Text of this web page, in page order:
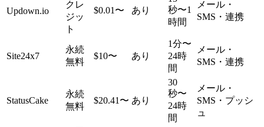
Updown.io
クレ
ジッ
ト
$0.01〜 あり
秒〜1
時間
メール・
SMS・連携
Site24x7
永続
無料
$10〜 あり
1分〜
24時
間
メール・
SMS・連携
StatusCake
永続
無料
$20.41〜 あり
30
秒〜
24時
間
メール・
SMS・プッシ
ュ